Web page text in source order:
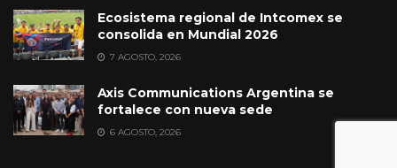
Ecosistema regional de Intcomex se
consolida en Mundial 2026
7 AGOSTO, 2026
Axis Communications Argentina se
fortalece con nueva sede
6 AGOSTO, 2026